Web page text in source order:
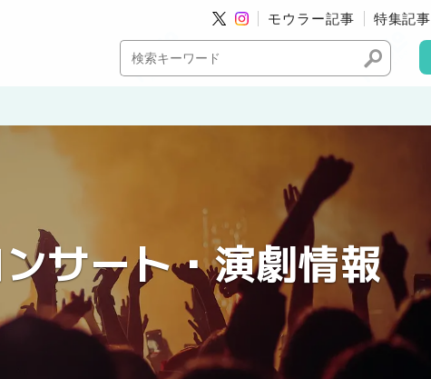
モウラー記事 特集記事
サート・演劇情報